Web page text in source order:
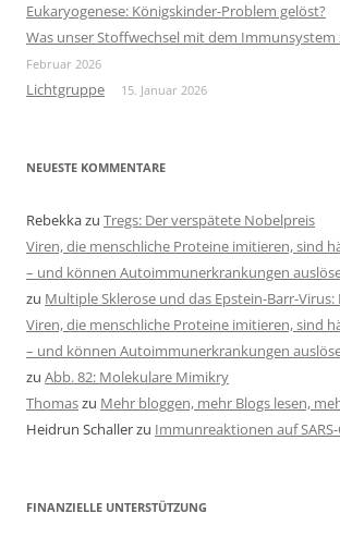
Eukaryogenese: Königskinder-Problem gelöst?
Was unser Stoffwechsel mit dem
Februar 2026
Lichtgruppe 15. Januar 2026
NEUESTE KOMMENTARE
Rebekkazu Tregs: Der verspätete Nobelpreis
Viren, die menschliche Proteine imitieren, sind
– und können Autoimmunerkrankungen
zu Multiple Sklerose und das Epstein-Barr-Virus:
Viren, die menschliche Proteine imitieren, sind
– und können Autoimmunerkrankungen
zu Abb. 82: Molekulare Mimikry
Thomaszu Mehr bloggen, mehr Blogs lesen,
Heidrun Schallerzu Immunreaktionen auf SARS-
FINANZIELLE UNTERSTÜTZUNG